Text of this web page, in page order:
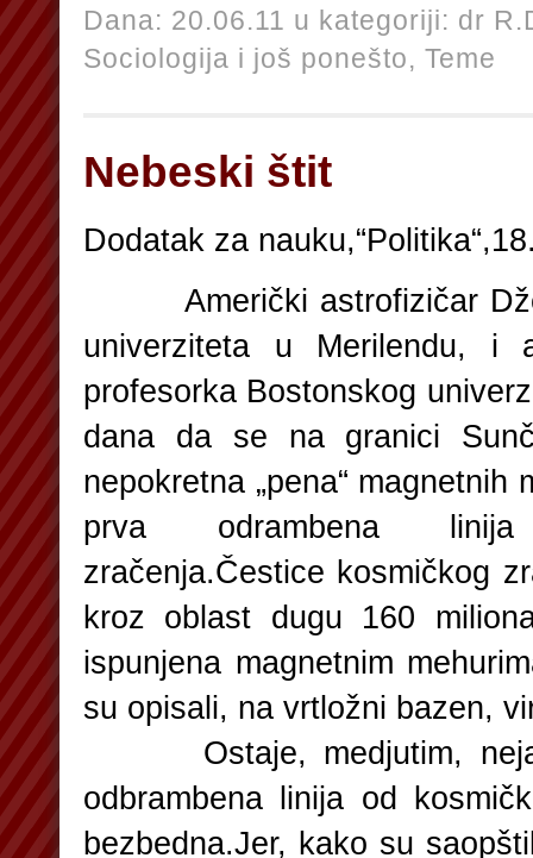
Dana: 20.06.11 u kategoriji: dr
Sociologija i još ponešto, Teme
Nebeski štit
Dodatak za
Američki astrofizičar
univerziteta u Merilendu, i
profesorka Bostonskog
dana da se na granici
nepokretna „pena“ magnetnih
prva odrambena
zračenja.Čestice kosmičkog
kroz oblast dugu 160
ispunjena magnetnim
su opisali, na vrtložni bazen,
Ostaje, medjutim,
odbrambena linija od
bezbedna.Jer, kako su